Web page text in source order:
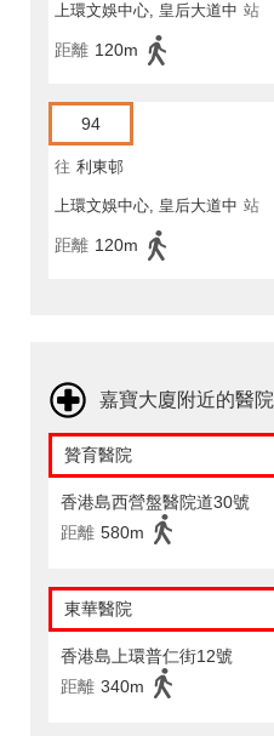
上環文娛中心, 皇后大道中 站
距離 120m
94
往 利東邨
上環文娛中心, 皇后大道中 站
距離 120m
嘉寶大廈附近的醫院
贊育醫院
香港島西營盤醫院道30號
距離 580m
東華醫院
香港島上環普仁街12號
距離 340m